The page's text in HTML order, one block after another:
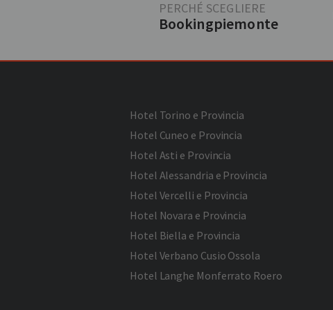
PERCHÉ SCEGLIERE
Bookingpiemonte
Hotel Torino e Provincia
Hotel Cuneo e Provincia
Hotel Asti e Provincia
Hotel Alessandria e Provincia
Hotel Vercelli e Provincia
Hotel Novara e Provincia
Hotel Biella e Provincia
Hotel Verbano Cusio Ossola
Hotel Langhe Monferrato Roero